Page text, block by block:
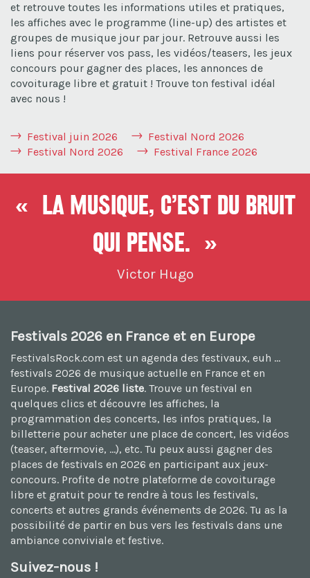
et retrouve toutes les informations utiles et pratiques,
les affiches avec le programme (line-up) des artistes et
groupes de musique jour par jour. Retrouve aussi les
liens pour réserver vos pass, les vidéos/teasers, les jeux
concours pour gagner des places, les annonces de
covoiturage libre et gratuit ! Trouve ton festival idéal
avec nous !
Festival juin 2026
Festival Nord 2026
Festival Nord 2026
Festival France 2026
« La musique, c’est du bruit
qui pense. »
Victor Hugo
Festivals 2026 en France et en Europe
FestivalsRock.com est un agenda des festivaux, euh ...
festivals 2026 de musique actuelle en France et en
Europe. Festival 2026 liste. Trouve un festival en
quelques clics et découvre les affiches, la
programmation des concerts, les infos pratiques, la
billetterie pour acheter une place de concert, les vidéos
(teaser, aftermovie, ...), etc. Tu peux aussi gagner des
places de festivals en 2026 en participant aux jeux-
concours. Profite de notre plateforme de covoiturage
libre et gratuit pour te rendre à tous les festivals,
concerts et autres grands événements de 2026. Tu as la
possibilité de partir en bus vers les festivals dans une
ambiance conviviale et festive.
Suivez-nous !